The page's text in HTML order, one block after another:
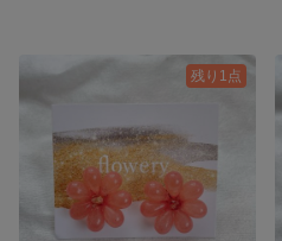
残り1点